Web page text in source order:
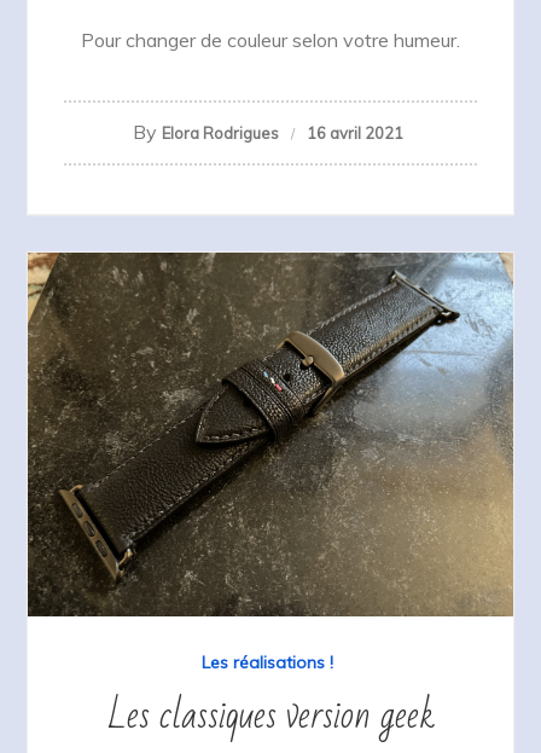
Pour changer de couleur selon votre humeur.
By Elora Rodrigues 16 avril 2021
Les réalisations !
Les classiques version geek